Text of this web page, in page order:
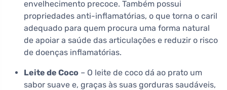
envelhecimento precoce. Também possui
propriedades anti-inflamatórias, o que torna o caril
adequado para quem procura uma forma natural
de apoiar a saúde das articulações e reduzir o risco
de doenças inflamatórias.
Leite de Coco – O leite de coco dá ao prato um
sabor suave e, graças às suas gorduras saudáveis,